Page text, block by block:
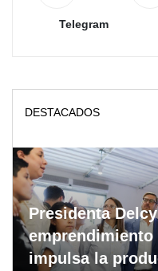
Telegram
DESTACADOS
Presidenta
emprendimiento
impulsa la